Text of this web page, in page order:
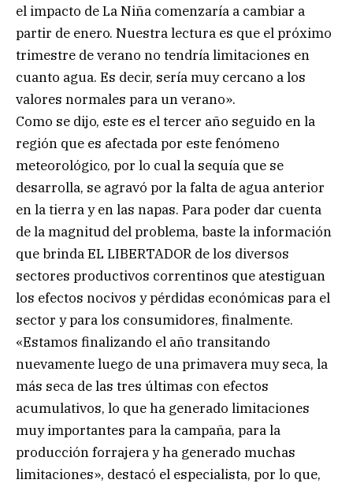
el impacto de La Niña comenzaría a cambiar a
partir de enero. Nuestra lectura es que el próximo
trimestre de verano no tendría limitaciones en
cuanto agua. Es decir, sería muy cercano a los
valores normales para un verano».
Como se dijo, este es el tercer año seguido en la
región que es afectada por este fenómeno
meteorológico, por lo cual la sequía que se
desarrolla, se agravó por la falta de agua anterior
en la tierra y en las napas. Para poder dar cuenta
de la magnitud del problema, baste la información
que brinda EL LIBERTADOR de los diversos
sectores productivos correntinos que atestiguan
los efectos nocivos y pérdidas económicas para el
sector y para los consumidores, finalmente.
«Estamos finalizando el año transitando
nuevamente luego de una primavera muy seca, la
más seca de las tres últimas con efectos
acumulativos, lo que ha generado limitaciones
muy importantes para la campaña, para la
producción forrajera y ha generado muchas
limitaciones», destacó el especialista, por lo que,